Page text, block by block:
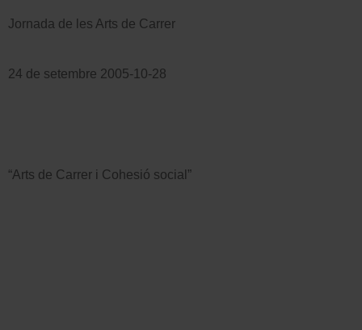
Jornada de les Arts de Carrer
24 de setembre 2005-10-28
“Arts de Carrer i Cohesió social”